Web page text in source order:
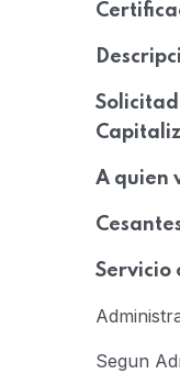
A quien
Servicio
Segun